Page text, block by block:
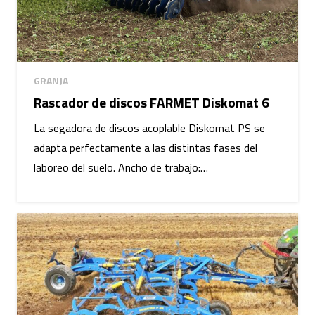
GRANJA
Rascador de discos FARMET Diskomat 6
La segadora de discos acoplable Diskomat PS se
adapta perfectamente a las distintas fases del
laboreo del suelo. Ancho de trabajo:…